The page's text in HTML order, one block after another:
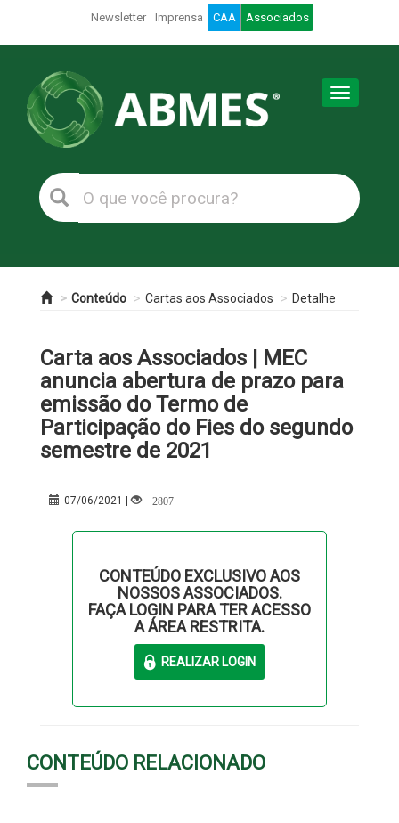
Newsletter Imprensa CAA Associados
Toggle
Conteúdo Cartas aos Associados Detalhe
Carta aos Associados | MEC
anuncia abertura de prazo para
emissão do Termo de
Participação do Fies do segundo
semestre de 2021
07/06/2021 | 2807
CONTEÚDO EXCLUSIVO AOS
NOSSOS ASSOCIADOS.
FAÇA LOGIN PARA TER ACESSO
A ÁREA RESTRITA.
CONTEÚDO RELACIONADO